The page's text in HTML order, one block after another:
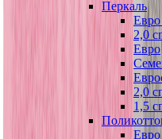
Перкаль
2,0
Евро
2,0
1,5
Евро